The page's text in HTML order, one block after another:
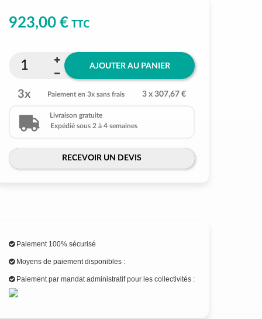
923,00 €TTC
AJOUTER AU PANIER
3x Paiement en 3x sans frais 3 x 307,67 €
Livraison gratuite
Expédié sous 2 à 4 semaines
RECEVOIR UN DEVIS
Paiement 100% sécurisé
Moyens de paiement disponibles :
Paiement par mandat administratif pour les collectivités :